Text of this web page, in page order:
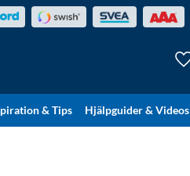
& Tips Hjälpguider & Videos